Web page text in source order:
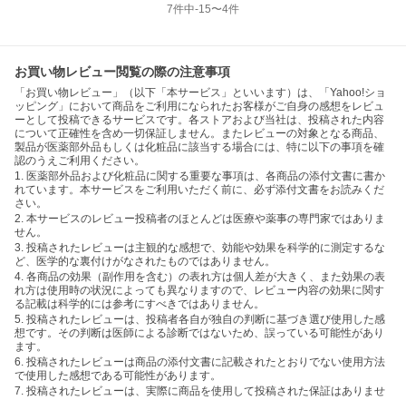
7件中-15〜4件
お買い物レビュー閲覧の際の注意事項
「お買い物レビュー」（以下「本サービス」といいます）は、「Yahoo!ショ
ッピング」において商品をご利用になられたお客様がご自身の感想をレビュ
ーとして投稿できるサービスです。各ストアおよび当社は、投稿された内容
について正確性を含め一切保証しません。またレビューの対象となる商品、
製品が医薬部外品もしくは化粧品に該当する場合には、特に以下の事項を確
認のうえご利用ください。
1. 医薬部外品および化粧品に関する重要な事項は、各商品の添付文書に書か
れています。本サービスをご利用いただく前に、必ず添付文書をお読みくだ
さい。
2. 本サービスのレビュー投稿者のほとんどは医療や薬事の専門家ではありま
せん。
3. 投稿されたレビューは主観的な感想で、効能や効果を科学的に測定するな
ど、医学的な裏付けがなされたものではありません。
4. 各商品の効果（副作用を含む）の表れ方は個人差が大きく、また効果の表
れ方は使用時の状況によっても異なりますので、レビュー内容の効果に関す
る記載は科学的には参考にすべきではありません。
5. 投稿されたレビューは、投稿者各自が独自の判断に基づき選び使用した感
想です。その判断は医師による診断ではないため、誤っている可能性があり
ます。
6. 投稿されたレビューは商品の添付文書に記載されたとおりでない使用方法
で使用した感想である可能性があります。
7. 投稿されたレビューは、実際に商品を使用して投稿された保証はありませ